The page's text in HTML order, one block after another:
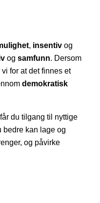
, insentiv og
og samfunn. Dersom
for at det finnes et
demokratisk
du tilgang til nyttige
bedre kan lage og
og påvirke